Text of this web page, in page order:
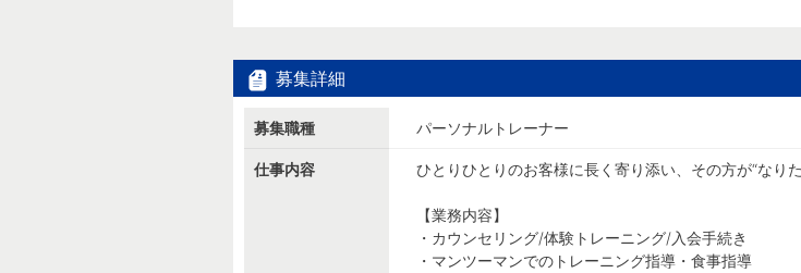
募集詳細
募集職種 パーソナルトレーナー
仕事内容 ひとりひとりのお客様に長く寄り添い、その方が“なり
【業務内容】
・カウンセリング/体験トレーニング/入会手続き
・マンツーマンでのトレーニング指導・食事指導